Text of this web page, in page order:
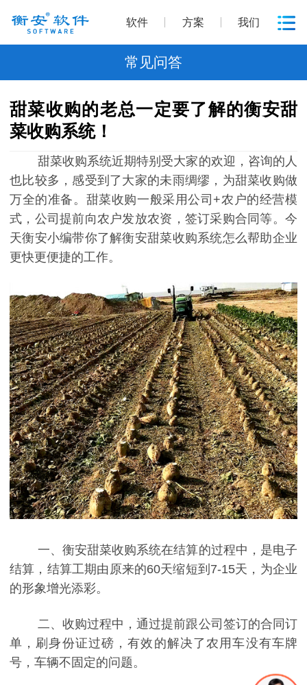
软件 方案 我们
常见问答
甜菜收购的老总一定要了解的衡安甜
菜收购系统！
甜菜收购系统近期特别受大家的欢迎，咨询的人
也比较多，感受到了大家的未雨绸缪，为甜菜收购做
万全的准备。甜菜收购一般采用公司+农户的经营模
式，公司提前向农户发放农资，签订采购合同等。今
天衡安小编带你了解衡安甜菜收购系统怎么帮助企业
更快更便捷的工作。
一、衡安甜菜收购系统在结算的过程中，是电子
结算，结算工期由原来的60天缩短到7-15天，为企业
的形象增光添彩。
二、收购过程中，通过提前跟公司签订的合同订
单，刷身份证过磅，有效的解决了农用车没有车牌
号，车辆不固定的问题。